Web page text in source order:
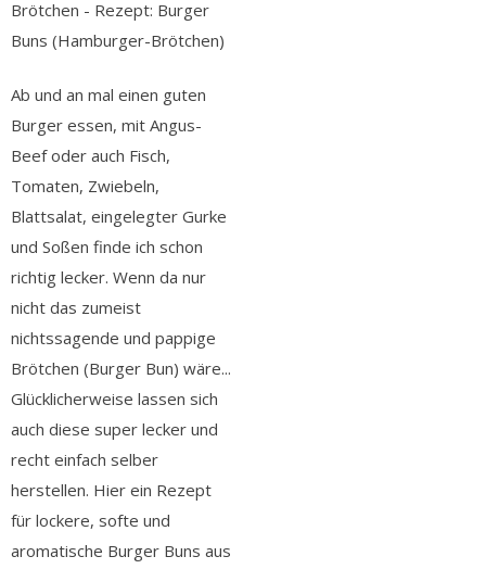
Brötchen - Rezept: Burger
Buns (Hamburger-Brötchen)
Ab und an mal einen guten
Burger essen, mit Angus-
Beef oder auch Fisch,
Tomaten, Zwiebeln,
Blattsalat, eingelegter Gurke
und Soßen finde ich schon
richtig lecker. Wenn da nur
nicht das zumeist
nichtssagende und pappige
Brötchen (Burger Bun) wäre...
Glücklicherweise lassen sich
auch diese super lecker und
recht einfach selber
herstellen. Hier ein Rezept
für lockere, softe und
aromatische Burger Buns aus